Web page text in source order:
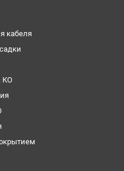
кабеля
КО